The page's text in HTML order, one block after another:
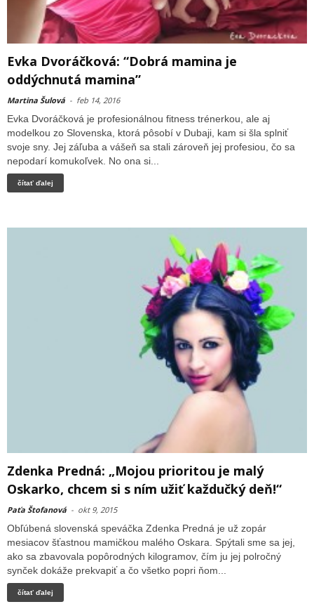
Evka Dvoráčková: “Dobrá mamina je
oddýchnutá mamina”
Martina Šulová - feb 14, 2016
Evka Dvoráčková je profesionálnou fitness trénerkou, ale aj
modelkou zo Slovenska, ktorá pôsobí v Dubaji, kam si šla splniť
svoje sny. Jej záľuba a vášeň sa stali zároveň jej profesiou, čo sa
nepodarí komukoľvek. No ona si...
čítať ďalej
Zdenka Predná: „Mojou prioritou je malý
Oskarko, chcem si s ním užiť každučký deň!“
Paťa Štofanová - okt 9, 2015
Obľúbená slovenská speváčka Zdenka Predná je už zopár
mesiacov šťastnou mamičkou malého Oskara. Spýtali sme sa jej,
ako sa zbavovala popôrodných kilogramov, čím ju jej polročný
synček dokáže prekvapiť a čo všetko popri ňom...
čítať ďalej